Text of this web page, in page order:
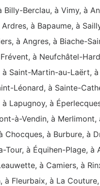
Billy-Berclau, à Vimy, à
à Bapaume, à
à Angres, à Biache-
à Neufchâtel-
à Saint-Martin-au-Laërt, à
Léonard, à Sainte-
à Lapugnoy, à
à-Vendin, à Merlimont,
Chocques, à Burbure, à
Tour, à Équihen-Plage, à
à Camiers, à
à Fleurbaix, à La